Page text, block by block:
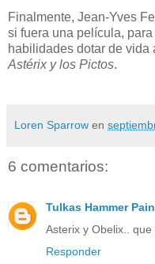
Finalmente, Jean-Yves
si fuera una película,
habilidades dotar de vida
Astérix y los Pictos.
Loren Sparrow en
6 comentarios:
Tulkas Hammer Pain
Asterix y Obelix..
Responder